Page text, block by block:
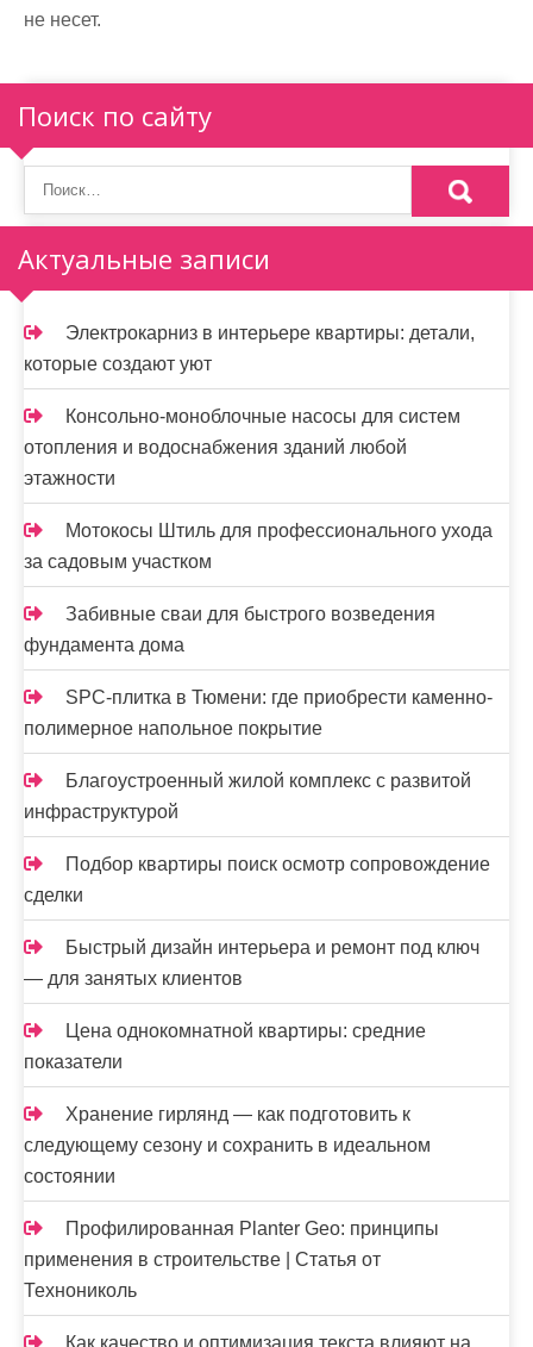
не несет.
Поиск по сайту
Актуальные записи
Электрокарниз в интерьере квартиры: детали,
которые создают уют
Консольно-моноблочные насосы для систем
отопления и водоснабжения зданий любой
этажности
Мотокосы Штиль для профессионального ухода
за садовым участком
Забивные сваи для быстрого возведения
фундамента дома
SPC-плитка в Тюмени: где приобрести каменно-
полимерное напольное покрытие
Благоустроенный жилой комплекс с развитой
инфраструктурой
Подбор квартиры поиск осмотр сопровождение
сделки
Быстрый дизайн интерьера и ремонт под ключ
— для занятых клиентов
Цена однокомнатной квартиры: средние
показатели
Хранение гирлянд — как подготовить к
следующему сезону и сохранить в идеальном
состоянии
Профилированная Planter Geo: принципы
применения в строительстве | Статья от
Технониколь
Как качество и оптимизация текста влияют на